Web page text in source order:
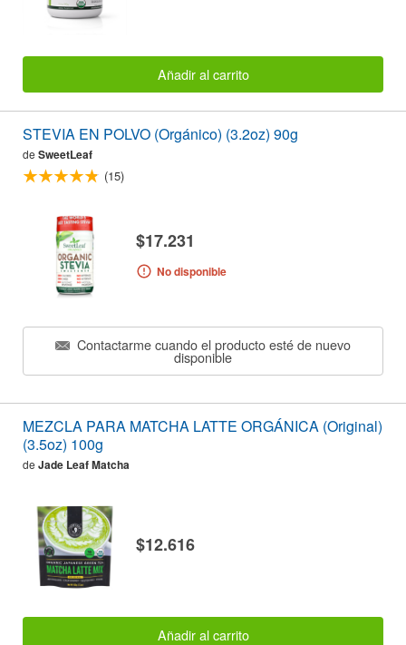
Añadir al carrito
STEVIA EN POLVO (Orgánico) (3.2oz) 90g
de SweetLeaf
(15)
$17.231
No disponible
Contactarme cuando el producto esté de nuevo
disponible
MEZCLA PARA MATCHA LATTE ORGÁNICA (Original)
(3.5oz) 100g
de Jade Leaf Matcha
$12.616
Añadir al carrito